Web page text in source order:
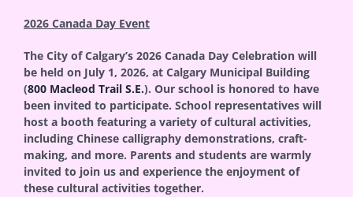
2026 Canada Day Event
The City of Calgary’s 2026 Canada Day Celebration will
be held on July 1, 2026, at Calgary Municipal Building
(800 Macleod Trail S.E.). Our school is honored to have
been invited to participate. School representatives will
host a booth featuring a variety of cultural activities,
including Chinese calligraphy demonstrations, craft-
making, and more. Parents and students are warmly
invited to join us and experience the enjoyment of
these cultural activities together.